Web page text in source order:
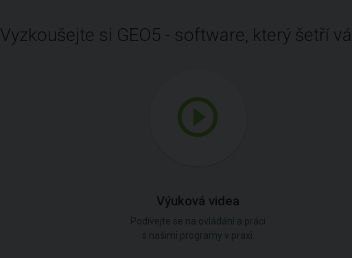
Vyzkoušejte si GEO5 - software, který šetří
Výuková videa